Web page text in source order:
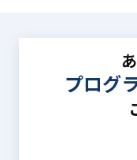
プログ